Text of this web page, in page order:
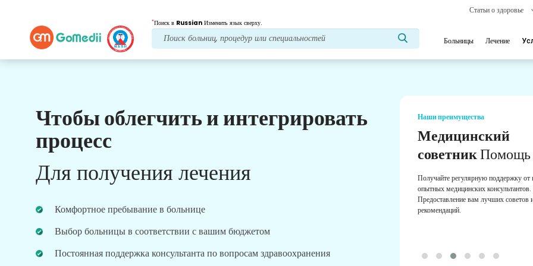
Статьи о здоровье
*Поиск в Russian Изменить язык сверху.
Больницы Лечение
Чтобы облегчить и интегрировать
процесс
Для получения лечения
Комфортное пребывание в больнице
Выбор больницы в соответствии с вашим бюджетом
Постоянная поддержка консультанта по вопросам здравоохранения
Наши преимущества
Лечение после
последующий уход
Получите круглосуточную медицинскую
Регулярные обновления о ваших потребностях в
Наши преимущества
Медицинский
советникПомощь
Получайте регулярную поддержку от
опытных медицинских консультантов.
Предоставление вам лучших советов
рекомендаций.